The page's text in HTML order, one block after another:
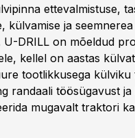
ettevalmistuse,
külvamise ja
U-DRILL on mõeldud
kellel on aastas
tootlikkusega
randaali töösügavust
mugavalt traktori